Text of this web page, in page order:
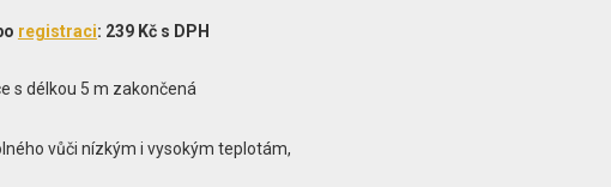
registraci: 239 Kč s DPH
s délkou 5 m zakončená
vůči nízkým i vysokým teplotám,